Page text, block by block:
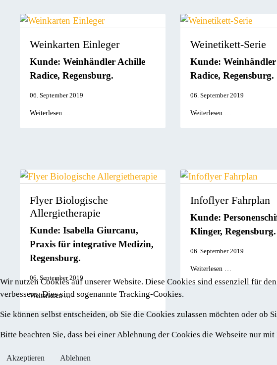
Weinkarten Einleger
Kunde: Weinhändler Achille
Radice, Regensburg.
06. September 2019
Weiterlesen …
Weinetikett-Serie
Kunde:
Radice, Regensburg.
06. September 2019
Weiterlesen …
Flyer Biologische
Allergietherapie
Kunde: Isabella Giurcanu,
Praxis für integrative Medizin,
Regensburg.
06. September 2019
Weiterlesen …
Infoflyer Fahrplan
Kunde:
Klinger, Regensburg.
06. September 2019
Weiterlesen …
Wir nutzen Cookies auf unserer Website. Diese Cookies sind essenziell für
verbessern. Dies sind sogenannte Tracking-Cookies.
Sie können selbst entscheiden, ob Sie die Cookies zulassen möchten oder ob
Bitte beachten Sie, dass bei einer Ablehnung der Cookies die Webseite nur
Akzeptieren Ablehnen